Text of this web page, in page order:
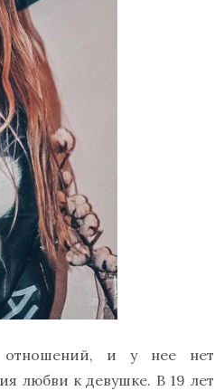
отношений, и у нее нет
любви к девушке. В 19 лет